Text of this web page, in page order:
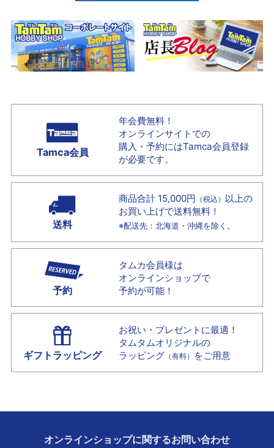
Tamca会員
年会費無料！
オンラインサイトでの
購入・予約にはTamca会員登録
が必要です。
送料
商品合計 15,000円 （税込） 以上の
お買い上げで送料無料！
※配送先：北海道・沖縄を除く。
予約
タムカ会員様は
オンラインショップで
予約が可能！
ギフトラッピング
お祝い・プレゼントに最適！
タムタムオリジナルの
ラッピング （有料） をご用意
オンラインショップに関するお問い合わせ